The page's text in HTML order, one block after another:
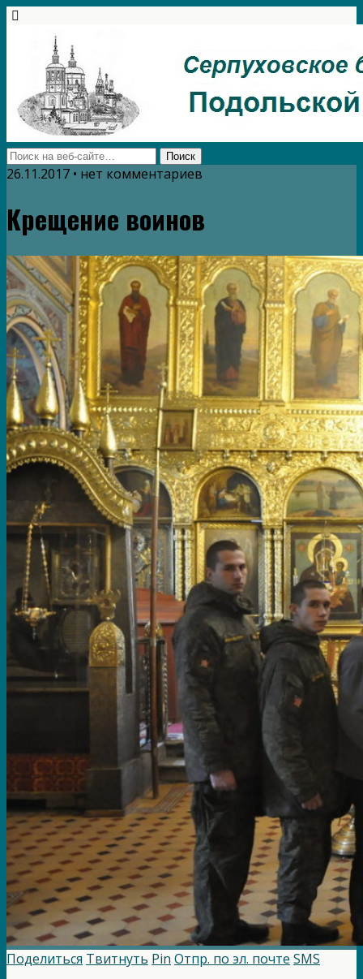
26.11.2017 • нет комментариев
Крещение воинов
Поделиться Твитнуть Pin Отпр. по эл. почте SMS